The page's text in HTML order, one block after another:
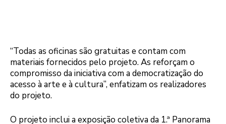
“Todas as oficinas são gratuitas e contam com
materiais fornecidos pelo projeto. As reforçam o
compromisso da iniciativa com a democratização do
acesso à arte e à cultura”, enfatizam os realizadores
do projeto.
O projeto inclui a exposição coletiva da 1.ª Panorama